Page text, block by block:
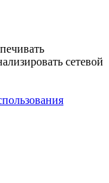
сетевой